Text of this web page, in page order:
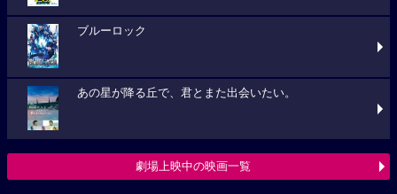
ブルーロック
あの星が降る丘で、君とまた出会いたい。
劇場上映中の映画一覧